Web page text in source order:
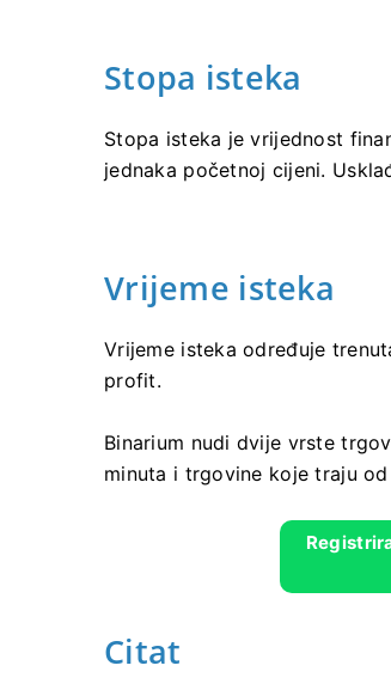
Stopa isteka
Stopa isteka je vrijednost
jednaka početnoj cijeni.
Vrijeme isteka
Vrijeme isteka određuje
profit.
Binarium nudi dvije vrste
minuta i trgovine koje traju
Citat